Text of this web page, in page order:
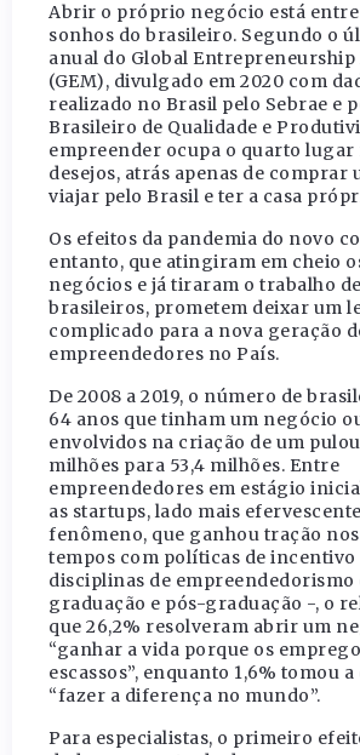
Abrir o próprio negócio está
sonhos do brasileiro. Segundo o
anual do Global
(GEM), divulgado em 2020 com
realizado no Brasil pelo Sebrae e
Brasileiro de Qualidade e
empreender ocupa o quarto lugar
desejos, atrás apenas de comprar
viajar pelo Brasil e ter a casa
Os efeitos da pandemia do novo
entanto, que atingiram em cheio
negócios e já tiraram o trabalho
brasileiros, prometem deixar um
complicado para a nova geração
empreendedores no País.
De 2008 a 2019, o número de
64 anos que tinham um negócio
envolvidos na criação de um pulou
milhões para 53,4 milhões. Entre
empreendedores em estágio
as startups, lado mais
fenômeno, que ganhou tração
tempos com políticas de incentivo
disciplinas de empreendedorismo
graduação e pós-graduação -, o
que 26,2% resolveram abrir um
“ganhar a vida porque os
escassos”, enquanto 1,6% tomou
“fazer a diferença no mundo”.
Para especialistas, o primeiro